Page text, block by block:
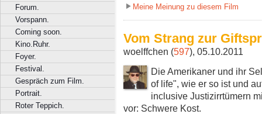
Forum.
Vorspann.
Coming soon.
Kino.Ruhr.
Foyer.
Festival.
Gespräch zum Film.
Portrait.
Roter Teppich.
Meine Meinung zu diesem Film
Vom Strang zur
woelffchen (597), 05.10.2011
Die Amerikaner und ihr
of life", wie er so ist und
inclusive Justizirrtümern
vor: Schwere Kost.